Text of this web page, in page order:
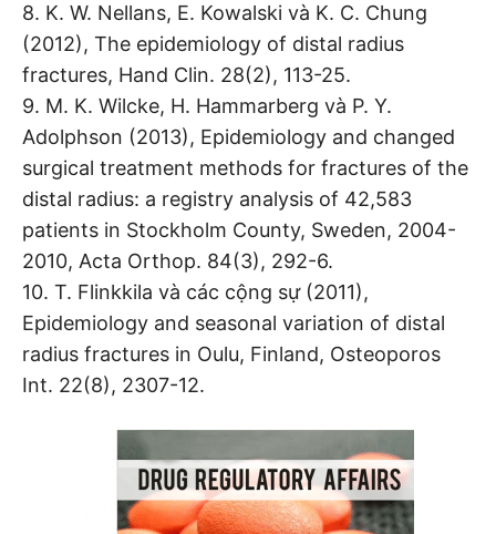
8. K. W. Nellans, E. Kowalski và K. C. Chung
(2012), The epidemiology of distal radius
fractures, Hand Clin. 28(2), 113-25.
9. M. K. Wilcke, H. Hammarberg và P. Y.
Adolphson (2013), Epidemiology and changed
surgical treatment methods for fractures of the
distal radius: a registry analysis of 42,583
patients in Stockholm County, Sweden, 2004-
2010, Acta Orthop. 84(3), 292-6.
10. T. Flinkkila và các cộng sự (2011),
Epidemiology and seasonal variation of distal
radius fractures in Oulu, Finland, Osteoporos
Int. 22(8), 2307-12.